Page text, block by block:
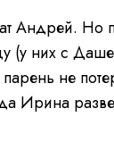
Андрей. Но
(у них с
не
Ирина